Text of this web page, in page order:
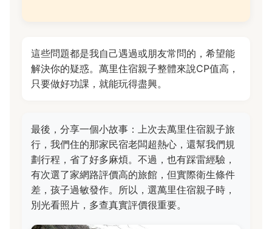
這些問題都是我自己遇過或朋友常問的，希望能
解決你的疑惑。萬里住宿親子整體來說CP值高，
只要做好功課，就能玩得盡興。
最後，分享一個小故事：上次去萬里住宿親子旅
行，我們住的那家民宿老闆超熱心，還幫我們規
劃行程，省了好多麻煩。不過，也有踩雷經驗，
有次選了家網路評價高的旅館，但實際衛生條件
差，孩子過敏發作。所以，選萬里住宿親子時，
別光看照片，多查真實評價很重要。